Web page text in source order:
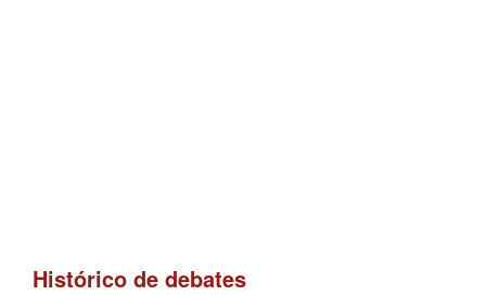
Histórico de debates